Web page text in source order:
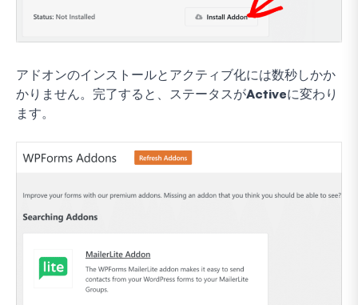
アドオンのインストールとアクティブ化には数秒しかか
かりません。完了すると、ステータスがActiveに変わり
ます。